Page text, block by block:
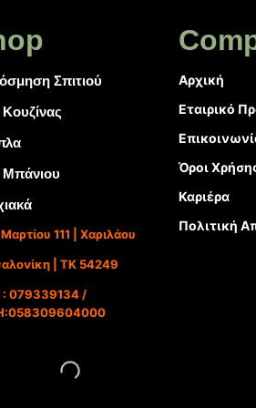
Σπιτιού
Κουζίνας
Μπάνιου
111 | Χαριλάου
| ΤΚ 54249
079339134 /
Αρχική
Εταιρικό
Όροι
Καριέρα
Πολιτική